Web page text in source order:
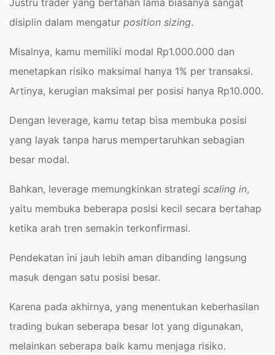
disiplin dalam mengatur position sizing.
Misalnya, kamu memiliki modal Rp1.000.000 dan
menetapkan risiko maksimal hanya 1% per transaksi.
Artinya, kerugian maksimal per posisi hanya Rp10.000.
Dengan leverage, kamu tetap bisa membuka posisi
yang layak tanpa harus mempertaruhkan sebagian
besar modal.
Bahkan, leverage memungkinkan strategi scaling in,
yaitu membuka beberapa posisi kecil secara bertahap
ketika arah tren semakin terkonfirmasi.
Pendekatan ini jauh lebih aman dibanding langsung
masuk dengan satu posisi besar.
Karena pada akhirnya, yang menentukan keberhasilan
trading bukan seberapa besar lot yang digunakan,
melainkan seberapa baik kamu menjaga risiko.